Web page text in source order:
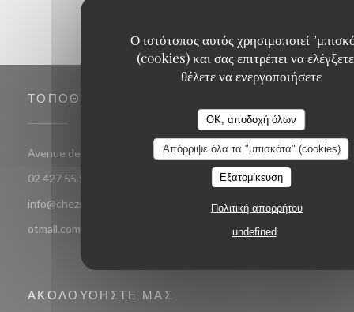
Ο ιστότοπος αυτός χρησιμοποιεί
(cookies) και σας επιτρέπει να ελέγξετε
θέλετε να ενεργοποιήσετε
OK, αποδοχή όλων
Απόρριψε όλα τα "μπισκότα" (cookies)
Εξατομίκευση
Πολιτική απορρήτου
undefined
ΤΟΠΟΘΕΣΊΑ
Avenue de jette 85 1090 Jette Bruxelles((ανοίγει σε νέο
02 427 55 52
info@chezsoje.be,dubmichel@hotmail.com,freddubois66@h
otmail.com
ΑΚΟΛΟΥΘΉΣΤΕ ΜΑΣ